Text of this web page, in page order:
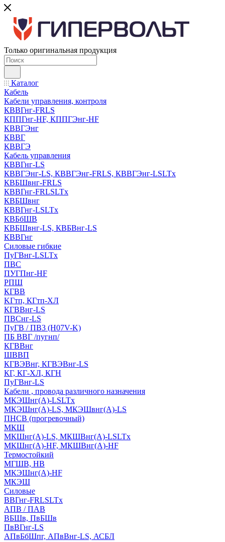
Только оригинальная продукция
Каталог
Кабель
Кабели управления, контроля
КВВГнг-FRLS
КППГнг-HF, КППГЭнг-HF
КВВГЭнг
КВВГ
КВВГЭ
Кабель управления
КВВГнг-LS
КВВГЭнг-LS, КВВГЭнг-FRLS, КВВГЭнг-LSLTx
КВБШвнг-FRLS
КВВГнг-FRLSLTx
КВБШвнг
КВВГнг-LSLTx
КВБбШВ
КВБШвнг-LS, КВБВнг-LS
КВВГнг
Силовые гибкие
ПуГВнг-LSLTx
ПВС
ПУГПнг-HF
РПШ
КГВВ
KГтп, КГтп-ХЛ
КГВВнг-LS
ПВСнг-LS
ПуГВ / ПВ3 (H07V-K)
ПБ ВВГ /пугнп/
КГВВнг
ШВВП
КГВЭВнг, КГВЭВнг-LS
КГ, КГ-ХЛ, КГН
ПуГВнг-LS
Кабели , провода различного назначения
МКЭШнг(А)-LSLTx
МКЭШнг(А)-LS, МКЭШвнг(А)-LS
ПНСВ (прогревочный)
МКШ
МКШнг(А)-LS, МКШВнг(А)-LSLTx
МКШнг(А)-HF, МКШВнг(А)-HF
Термостойкий
МГШВ, НВ
МКЭШнг(А)-HF
МКЭШ
Силовые
ВВГнг-FRLSLTx
АПВ / ПАВ
ВБШв, ПвБШв
ПвВГнг-LS
АПвБбШпг, АПвВнг-LS, АСБЛ